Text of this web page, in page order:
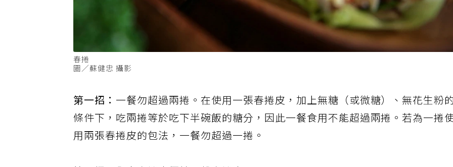
春捲
第一招：
一餐勿超過兩捲。在使用一張春捲皮，加上無糖（或微糖）、無花生粉的
條件下，吃兩捲等於吃下半碗飯的糖分，因此一餐食用不能超過兩捲。若為一捲
用兩張春捲皮的包法，一餐勿超過一捲。